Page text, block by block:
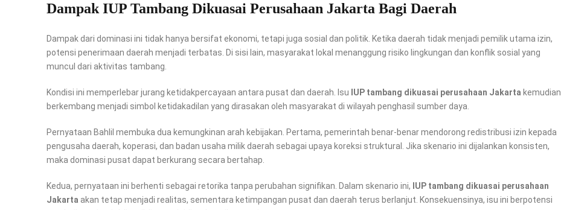
Dampak IUP Tambang Dikuasai Perusahaan Jakarta Bagi Daerah
Dampak dari dominasi ini tidak hanya bersifat ekonomi, tetapi juga sosial dan politik. Ketika daerah tidak menjadi pemilik utama izin,
potensi penerimaan daerah menjadi terbatas. Di sisi lain, masyarakat lokal menanggung risiko lingkungan dan konflik sosial yang
muncul dari aktivitas tambang.
Kondisi ini memperlebar jurang ketidakpercayaan antara pusat dan daerah. Isu IUP tambang dikuasai perusahaan Jakarta kemudian
berkembang menjadi simbol ketidakadilan yang dirasakan oleh masyarakat di wilayah penghasil sumber daya.
Pernyataan Bahlil membuka dua kemungkinan arah kebijakan. Pertama, pemerintah benar-benar mendorong redistribusi izin kepada
pengusaha daerah, koperasi, dan badan usaha milik daerah sebagai upaya koreksi struktural. Jika skenario ini dijalankan konsisten,
maka dominasi pusat dapat berkurang secara bertahap.
Kedua, pernyataan ini berhenti sebagai retorika tanpa perubahan signifikan. Dalam skenario ini, IUP tambang dikuasai perusahaan
Jakarta akan tetap menjadi realitas, sementara ketimpangan pusat dan daerah terus berlanjut. Konsekuensinya, isu ini berpotensi